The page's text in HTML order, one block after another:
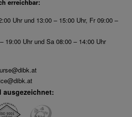
erreichbar:
Uhr und 13:00 – 15:00 Uhr, Fr 09:00 –
19:00 Uhr und Sa 08:00 – 14:00 Uhr
ausgezeichnet: